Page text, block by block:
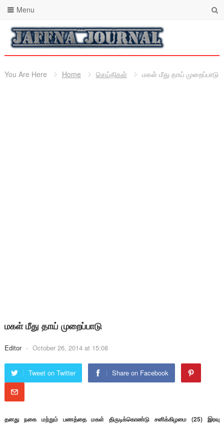
Menu
You Are Here Home செய்திகள் மகள் மீது தாய் முறைப்பாடு
மகள் மீது தாய் முறைப்பாடு
Editor - October 26, 2014 at 15:08
Tweet on Twitter Share on Facebook
தனது நகை மற்றும் பணத்தை மகள் திருடிக்கொண்டு சனிக்கிழமை (25) இரவு